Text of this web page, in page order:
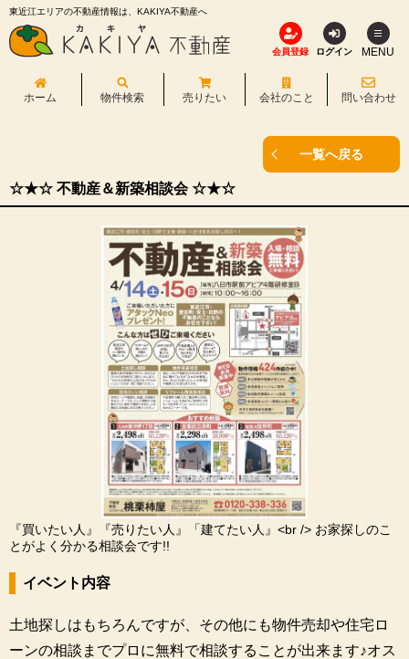
東近江エリアの不動産情報は、KAKIYA不動産へ
会員登録 ログイン MENU
ホーム 物件検索 売りたい 会社のこと 問い合わせ
一覧へ戻る
☆★☆ 不動産＆新築相談会 ☆★☆
『買いたい人』『売りたい人』「建てたい人』<br /> お家探しのこ
とがよく分かる相談会です!!
イベント内容
土地探しはもちろんですが、その他にも物件売却や住宅ロ
ーンの相談までプロに無料で相談することが出来ます♪オス